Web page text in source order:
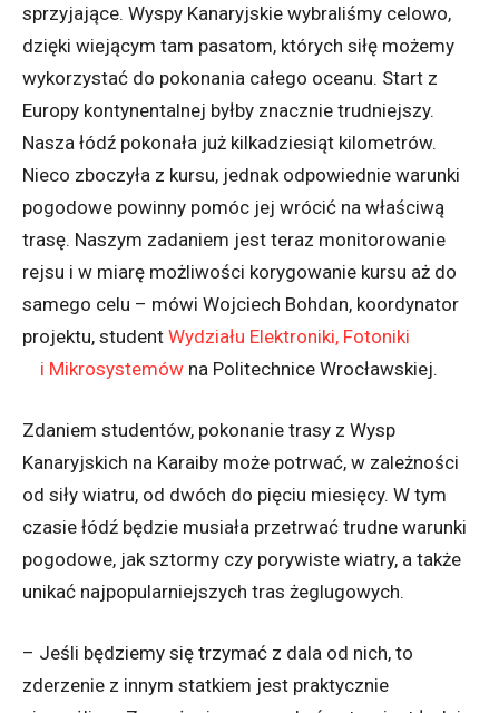
sprzyjające. Wyspy Kanaryjskie wybraliśmy celowo,
dzięki wiejącym tam pasatom, których siłę możemy
wykorzystać do pokonania całego oceanu. Start z
Europy kontynentalnej byłby znacznie trudniejszy.
Nasza łódź pokonała już kilkadziesiąt kilometrów.
Nieco zboczyła z kursu, jednak odpowiednie warunki
pogodowe powinny pomóc jej wrócić na właściwą
trasę. Naszym zadaniem jest teraz monitorowanie
rejsu i w miarę możliwości korygowanie kursu aż do
samego celu – mówi Wojciech Bohdan, koordynator
projektu, student Wydziału Elektroniki, Fotoniki
i Mikrosystemów na Politechnice Wrocławskiej.
Zdaniem studentów, pokonanie trasy z Wysp
Kanaryjskich na Karaiby może potrwać, w zależności
od siły wiatru, od dwóch do pięciu miesięcy. W tym
czasie łódź będzie musiała przetrwać trudne warunki
pogodowe, jak sztormy czy porywiste wiatry, a także
unikać najpopularniejszych tras żeglugowych.
– Jeśli będziemy się trzymać z dala od nich, to
zderzenie z innym statkiem jest praktycznie